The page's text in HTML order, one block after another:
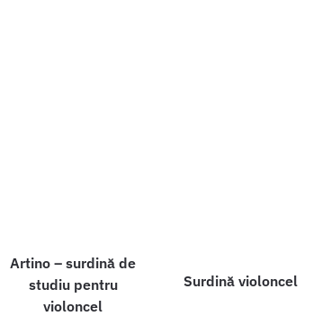
Artino – surdină de
studiu pentru
violoncel
Surdină violoncel